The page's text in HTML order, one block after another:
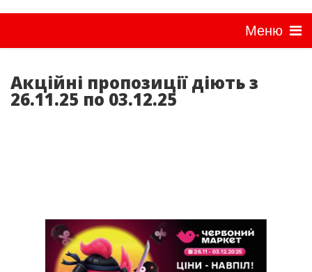
Акційні пропозиції діють з
26.11.25 по 03.12.25